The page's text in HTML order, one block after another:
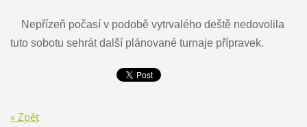
Nepřízeň počasí v podobě vytrvalého deště nedovolila
tuto sobotu sehrát další plánované turnaje přípravek.
« Zpět